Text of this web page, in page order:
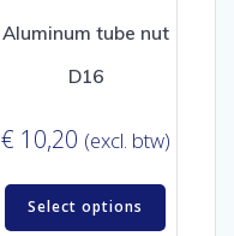
Aluminum tube nut
D16
€ 10,20 (excl. btw)
Select options